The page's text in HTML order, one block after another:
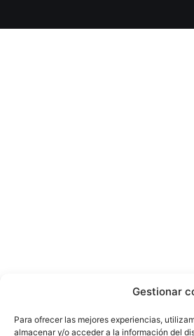
Gestionar
Para ofrecer las mejores experiencias,
almacenar y/o acceder a la información del